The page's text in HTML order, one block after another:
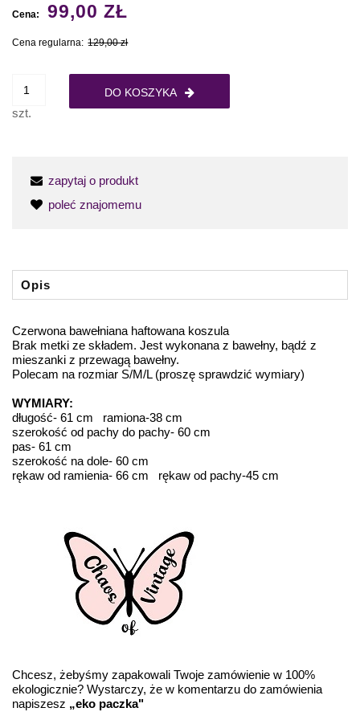
Cena: 99,00 ZŁ
Cena regularna: 129,00 zł
szt.
DO KOSZYKA
zapytaj o produkt
poleć znajomemu
Opis
Czerwona bawełniana haftowana koszula
Brak metki ze składem. Jest wykonana z bawełny, bądź z
mieszanki z przewagą bawełny.
Polecam na rozmiar S/M/L (proszę sprawdzić wymiary)
WYMIARY:
długość- 61 cm ramiona-38 cm
szerokość od pachy do pachy- 60 cm
pas- 61 cm
szerokość na dole- 60 cm
rękaw od ramienia- 66 cm rękaw od pachy-45 cm
Chcesz, żebyśmy zapakowali Twoje zamówienie w 100%
ekologicznie? Wystarczy, że w komentarzu do zamówienia
napiszesz „eko paczka"